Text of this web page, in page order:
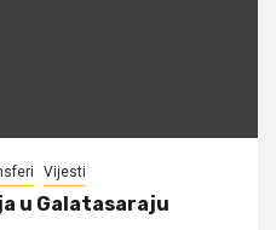
Vijesti
u Galatasaraju